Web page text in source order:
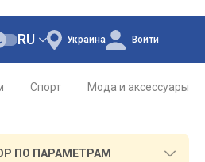
Украина
RU Войти
Спорт Мода и аксессуары
ПО ПАРАМЕТРАМ